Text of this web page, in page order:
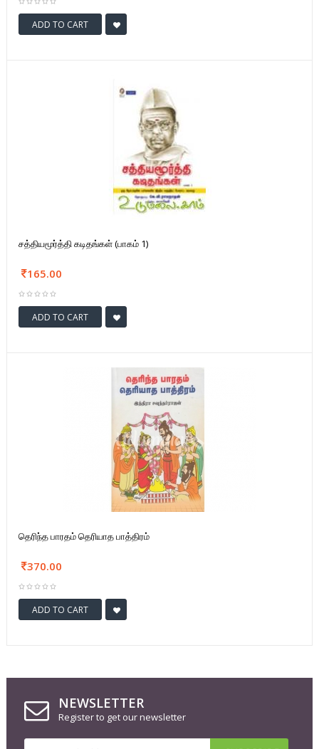
ADD TO CART
சத்தியமூர்த்தி கடிதங்கள் (பாகம் 1)
165.00
ADD TO CART
தெரிந்த பாரதம் தெரியாத பாத்திரம்
370.00
ADD TO CART
NEWSLETTER
Register to get our newsletter